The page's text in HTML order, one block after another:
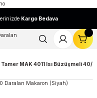
Kargo Bedava
Tamer MAK 4011 Isı Büzüşmeli 40/